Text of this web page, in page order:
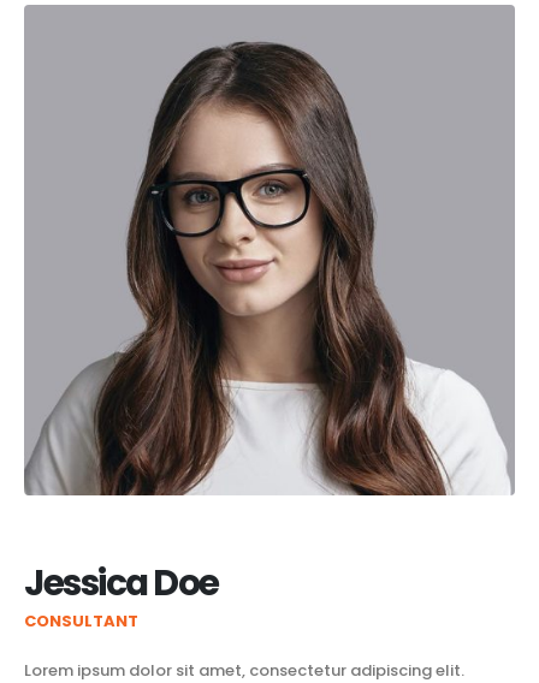
Jessica Doe
CONSULTANT
Lorem ipsum dolor sit amet, consectetur adipiscing elit.